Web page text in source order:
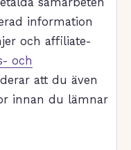
information
och affiliate-
och
att du även
innan du lämnar